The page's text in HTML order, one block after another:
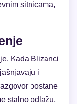
sitnicama,
Kada Blizanci
i
postane
stalno odlažu,